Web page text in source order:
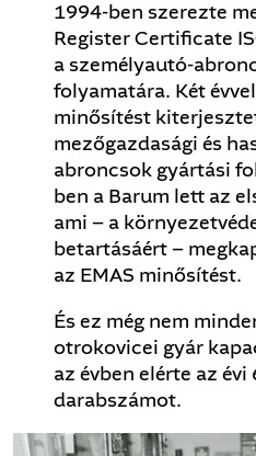
1994-ben szerezte
Register Certificate
a személyautó-
folyamatára. Két
minősítést
mezőgazdasági és
abroncsok gyártási
ben a Barum lett az
ami – a
betartásáért –
az EMAS minősítést.
És ez még nem
otrokovicei gyár
az évben elérte az
darabszámot.